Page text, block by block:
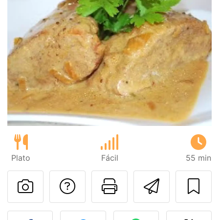
Plato Fácil 55 min
Imprimir
Preguntar al autor
Publicar la foto de esta